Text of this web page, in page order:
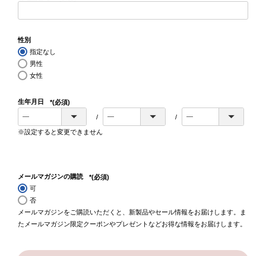
性別
指定なし
男性
女性
生年月日 (必須)
※設定すると変更できません
メールマガジンの購読
(必須)
可
否
メールマガジンをご購読いただくと、新製品やセール情報をお届けします。ま
たメールマガジン限定クーポンやプレゼントなどお得な情報をお届けします。